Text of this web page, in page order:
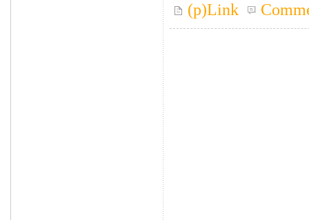
(p)Link